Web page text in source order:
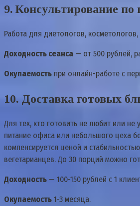
9. Консультирование
Работа для диетологов,
Доходность сеанса — от 500 рублей,
Окупаемость при онлайн-работе с
10. Доставка готовых
Для тех, кто готовить не любит или не
питание офиса или небольшого цеха
компенсируется ценой и
вегетарианцев. До 30 порций можно
Доходность — 100-150 рублей с 1
Окупаемость 1-3 месяца.